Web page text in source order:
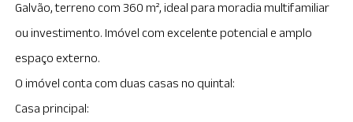
Galvão, terreno com 360 m², ideal para moradia multifamiliar
ou investimento. Imóvel com excelente potencial e amplo
espaço externo.
O imóvel conta com duas casas no quintal:
Casa principal: